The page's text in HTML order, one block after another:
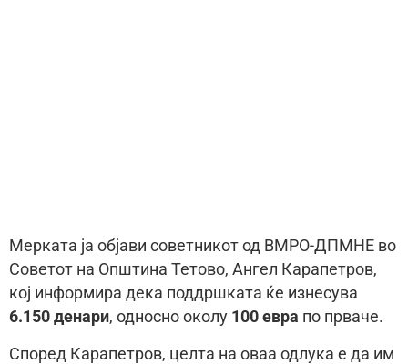
Мерката ја објави советникот од ВМРО-ДПМНЕ во
Советот на Општина Тетово, Ангел Карапетров,
кој информира дека поддршката ќе изнесува
6.150 денари, односно околу 100 евра по прваче.
Според Карапетров, целта на оваа одлука е да им